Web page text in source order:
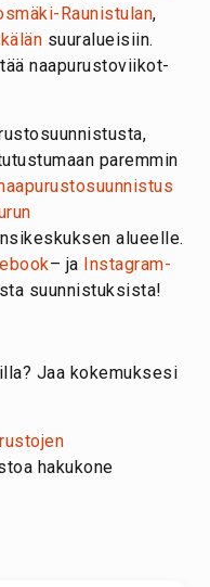
Raunistulan,
suuralueisiin.
naapurustoviikot-
paremmin
alueelle.
– ja Instagram-
suunnistuksista!
Jaa kokemuksesi
hakukone